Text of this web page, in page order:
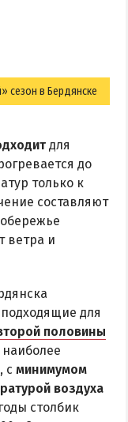
сезон в Бердянске
для
до
только к
составляют
ветра и
подходящие для
половины
с минимумом
воздуха
столбик